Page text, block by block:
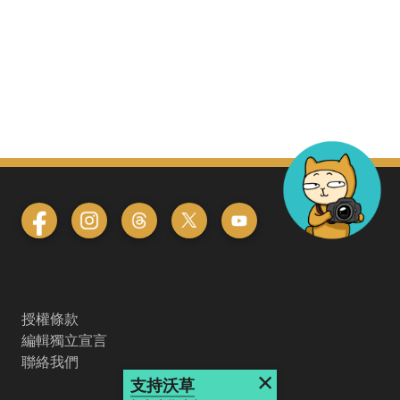
授權條款
編輯獨立宣言
聯絡我們
支持沃草 ×